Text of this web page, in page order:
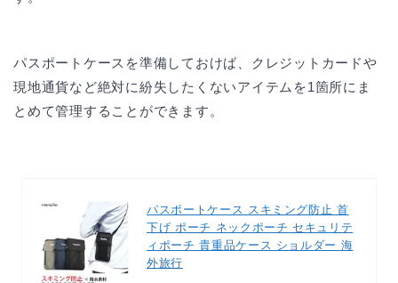
パスポートケースを準備しておけば、クレジットカードや
現地通貨など絶対に紛失したくないアイテムを1箇所にま
とめて管理することができます。
パスポートケース スキミング防止 首
下げ ポーチ ネックポーチ セキュリテ
ィポーチ 貴重品ケース ショルダー 海
外旅行